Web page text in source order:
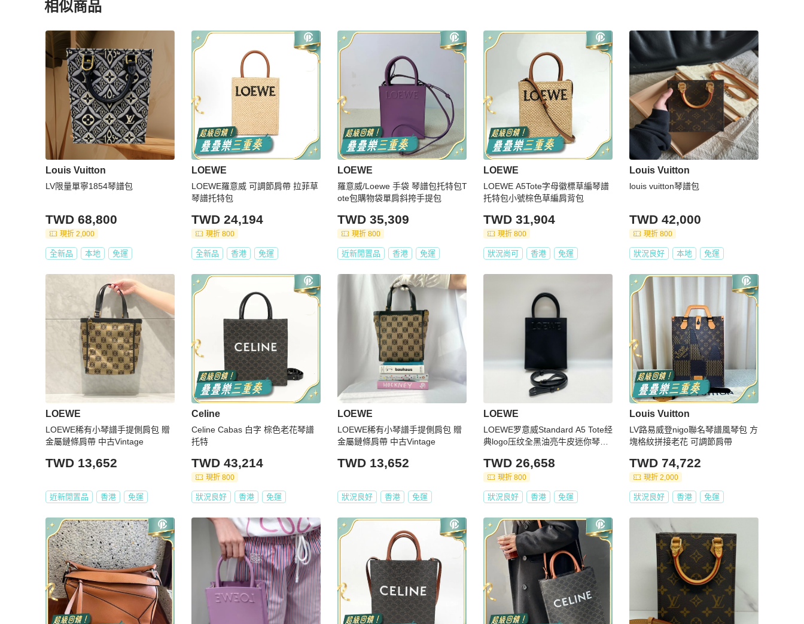
相似商品
更多相似LOEWE女包推薦精品
Louis Vuitton
LV限量單寧1854琴譜包
TWD 68,800
現折 2,000
全新品 本地 免運
LOEWE
LOEWE羅意威 可調節肩帶 拉菲草
琴譜托特包
TWD 24,194
現折 800
全新品 香港 免運
LOEWE
羅意威/Loewe 手袋 琴譜包托特包T
ote包購物袋單肩斜挎手提包
TWD 35,309
現折 800
近新閒置品 香港 免運
LOEWE
LOEWE A5Tote字母徽標草編琴譜
托特包小號棕色草編肩背包
TWD 31,904
現折 800
狀況尚可 香港 免運
Louis Vuitton
louis vuitton琴譜包
TWD 42,000
現折 800
狀況良好 本地 免運
LOEWE
LOEWE稀有小琴譜手提側肩包 贈
金屬鏈條肩帶 中古Vintage
TWD 13,652
近新閒置品 香港 免運
Celine
Celine Cabas 白字 棕色老花琴譜
托特
TWD 43,214
現折 800
狀況良好 香港 免運
LOEWE
LOEWE稀有小琴譜手提側肩包 贈
金屬鏈條肩帶 中古Vintage
TWD 13,652
狀況良好 香港 免運
LOEWE
LOEWE罗意威Standard A5 Tote经
典logo压纹全黑油亮牛皮迷你琴谱
TWD 26,658
現折 800
狀況良好 香港 免運
Louis Vuitton
LV路易威登nigo聯名琴譜風琴包 方
塊格紋拼接老花 可調節肩帶
TWD 74,722
現折 2,000
狀況良好 香港 免運